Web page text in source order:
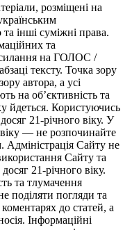
розміщені на
інші суміжні права.
та
на ГОЛОС /
тексту. Точка зору
автора, а усі
на об’єктивність та
йдеться. Користуючись
21-річного віку. У
— не розпочинайте
Сайту не
Сайту та
21-річного віку.
та тлумачення
поділяти погляди та
до статей, а
Інформаційні